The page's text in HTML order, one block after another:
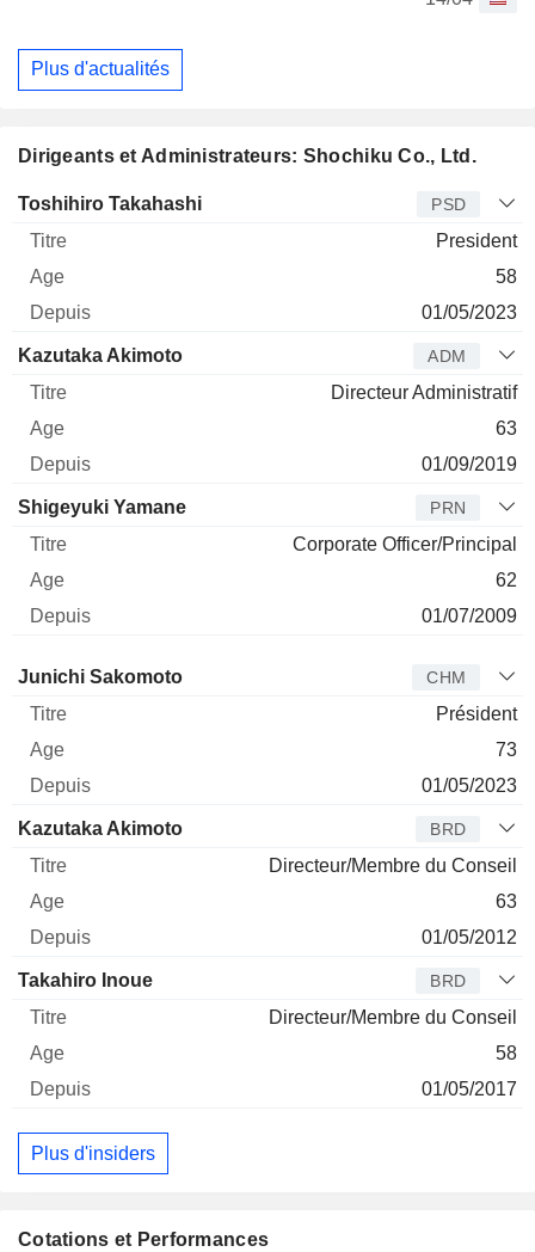
Plus d'actualités
Cotations et Performances
Dirigeants et Administrateurs: Shochiku Co., Ltd.
Dirigeant Titre Age
Toshihiro Takahashi PSD
President
58
01/05/2023
Kazutaka Akimoto ADM
Directeur Administratif
63
01/09/2019
Shigeyuki Yamane PRN
Corporate Officer/Principal
62
01/07/2009
Administrateur Titre
Junichi Sakomoto CHM
Président
73
01/05/2023
Kazutaka Akimoto BRD
Directeur/Membre du Conseil
63
01/05/2012
Takahiro Inoue BRD
Directeur/Membre du Conseil
58
01/05/2017
Plus d'insiders